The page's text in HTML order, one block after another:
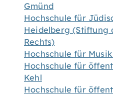
Gmünd
Hochschule für
Heidelberg (Stiftung
Rechts)
Hochschule für
Hochschule für
Kehl
Hochschule für